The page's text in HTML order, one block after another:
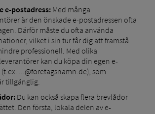
e-postadress:Med många
är den önskade e-postadressen ofta
Därför måste du ofta använda
vilket i sin tur får dig att framstå
professionell. Med olika
kan du köpa din egen e-
...@företagsnamn.de), som
tillgänglig.
Du kan också skapa flera brevlådor
Den första, lokala delen av e-